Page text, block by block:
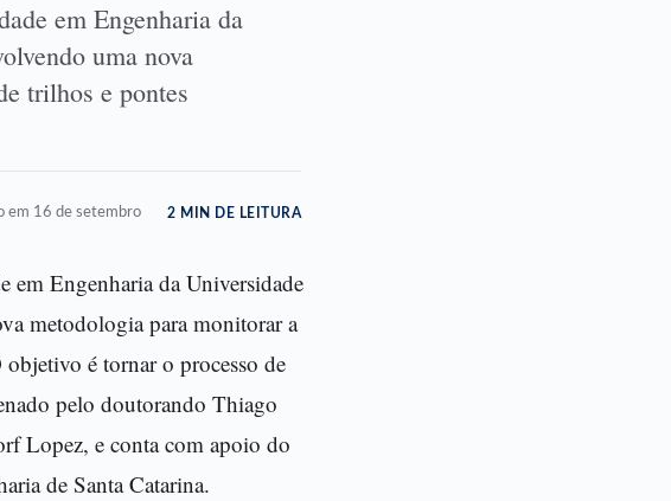
em Engenharia da
uma nova
trilhos e pontes
em 16 de setembro 2 MIN DE LEITURA
em Engenharia da Universidade
metodologia para monitorar a
é tornar o processo de
pelo doutorando Thiago
Lopez, e conta com apoio do
de Santa Catarina.